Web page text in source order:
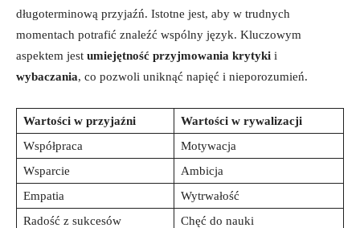
długoterminową⁢ przyjaźń.‍ Istotne jest, aby w trudnych
momentach⁣ potrafić znaleźć wspólny ⁣język.⁢ Kluczowym
aspektem⁢ jest umiejętność przyjmowania krytyki i
wybaczania, co pozwoli uniknąć⁣ napięć ‌i⁤ nieporozumień.
Wartości w przyjaźni
Wartości w rywalizacji
Współpraca
Motywacja
Wsparcie
Ambicja
Empatia
Wytrwałość
Radość z sukcesów
Chęć do nauki